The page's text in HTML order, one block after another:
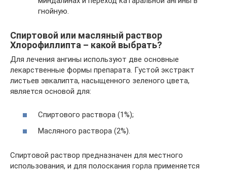
гнойную.
Спиртовой или масляный раствор
Хлорофиллипта – какой выбрать?
Для лечения ангины используют две основные
лекарственные формы препарата. Густой экстракт
листьев эвкалипта, насыщенного зеленого цвета,
является основой для:
Спиртового раствора (1%);
Масляного раствора (2%).
Спиртовой раствор предназначен для местного
использования, и для полоскания горла применяется